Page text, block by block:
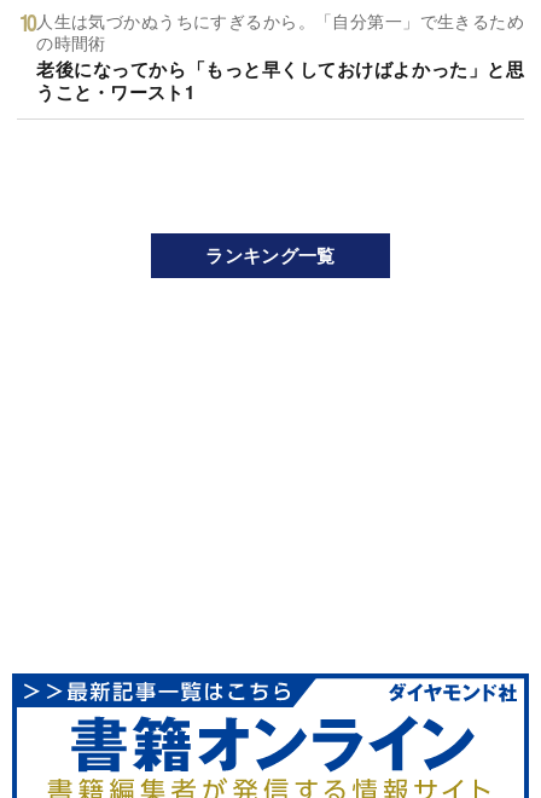
人生は気づかぬうちにすぎるから。「自分第一」で生きるため
の時間術
老後になってから「もっと早くしておけばよかった」と思
うこと・ワースト1
ランキング一覧